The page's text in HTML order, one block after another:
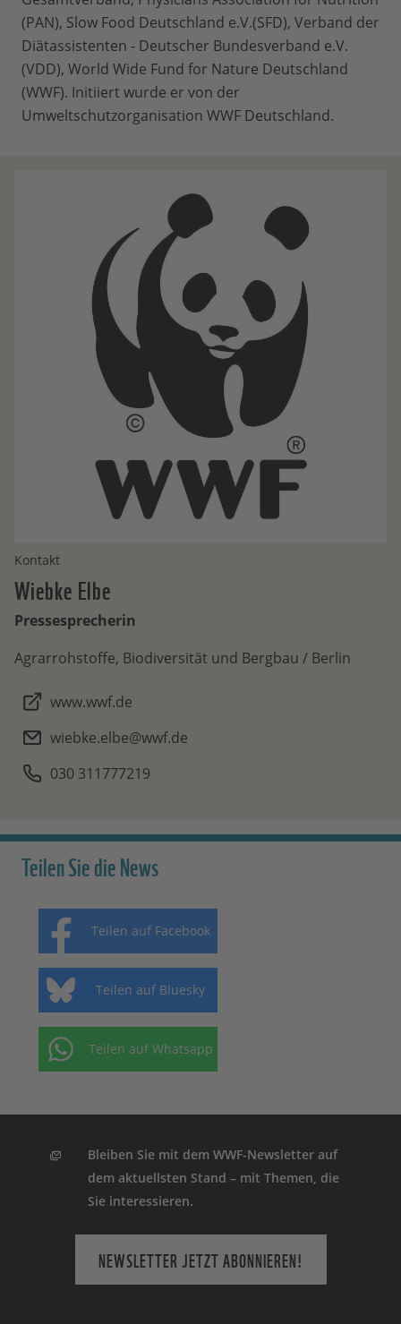
(PAN), Slow Food Deutschland e.V.(SFD), Verband der
Diätassistenten - Deutscher Bundesverband e.V.
(VDD), World Wide Fund for Nature Deutschland
(WWF). Initiiert wurde er von der
Umweltschutzorganisation WWF Deutschland.
Kontakt
WiebkeElbe
Pressesprecherin
Agrarrohstoffe, Biodiversität und Bergbau / Berlin
www.wwf.de
wiebke.elbe@wwf.de
030 311777219
Teilen Sie die News
Teilen auf Facebook
Teilen auf Bluesky
Teilen auf Whatsapp
Bleiben Sie mit dem WWF-Newsletter auf
dem aktuellsten Stand – mit Themen, die
Sie interessieren.
NEWSLETTER JETZT ABONNIEREN!